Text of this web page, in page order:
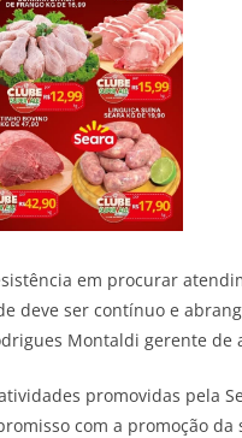
em procurar
deve ser contínuo e
Montaldi gerente de
promovidas pela
com a promoção da